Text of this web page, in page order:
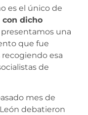
es el único de
con dicho
presentamos una
que fue
esa
de
mes de
debatieron